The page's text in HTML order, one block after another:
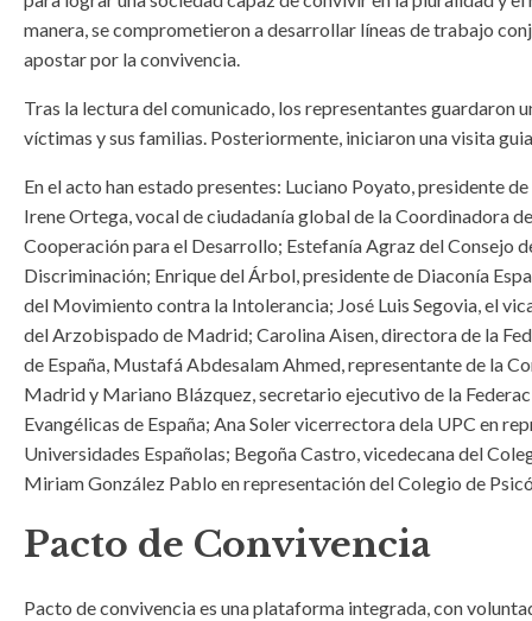
manera, se comprometieron a desarrollar líneas de trabajo
apostar por la convivencia.
Tras la lectura del comunicado, los representantes guardaron
víctimas y sus familias. Posteriormente, iniciaron una visita
En el acto han estado presentes: Luciano Poyato, presidente
Irene Ortega, vocal de ciudadanía global de la Coordinadora
Cooperación para el Desarrollo; Estefanía Agraz del Consejo
Discriminación; Enrique del Árbol, presidente de Diaconía
del Movimiento contra la Intolerancia; José Luis Segovia, el
del Arzobispado de Madrid; Carolina Aisen, directora de la
de España, Mustafá Abdesalam Ahmed, representante de la
Madrid y Mariano Blázquez, secretario ejecutivo de la
Evangélicas de España; Ana Soler vicerrectora dela UPC en
Universidades Españolas; Begoña Castro, vicedecana del
Miriam González Pablo en representación del Colegio de
Pacto de Convivencia
Pacto de convivencia es una plataforma integrada, con